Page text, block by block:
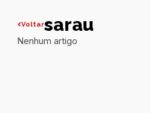
Voltarsarau
Nenhum artigo